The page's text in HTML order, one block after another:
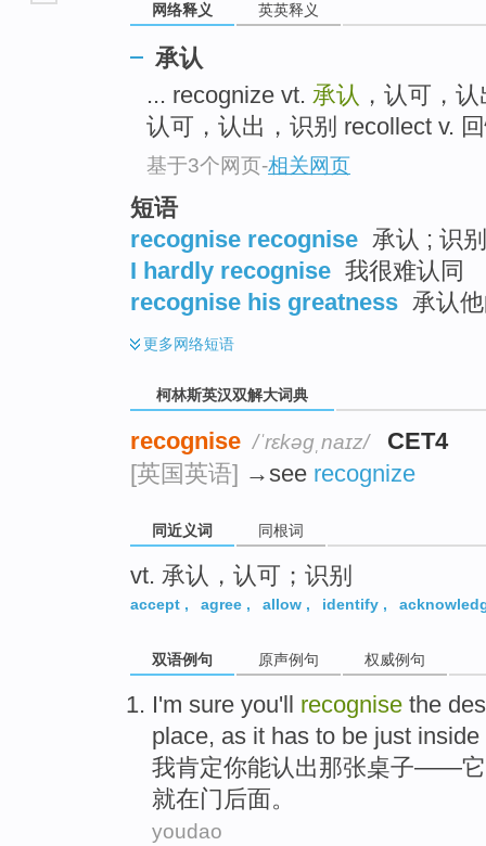
网络释义 英英释义
承认
... recognize vt. 承认 ，认可，
认可，认出，识别 recollect v.
基于3个网页-相关网页
短语
recognise recognise 承认 ; 识别
I hardly recognise 我很难认同
recognise his greatness 承认
更多网络短语
柯林斯英汉双解大词典
recognise /ˈrɛkəɡˌnaɪz/
CET4
[英国英语] →see recognize
同近义词 同根词
vt. 承认，认可；识别
accept , agree , allow , identify ,
双语例句 原声例句 权威例句
I'm sure you'll recognise the
place, as it has to be just inside
我肯定你能认出那张桌子——它
就在门后面。
youdao